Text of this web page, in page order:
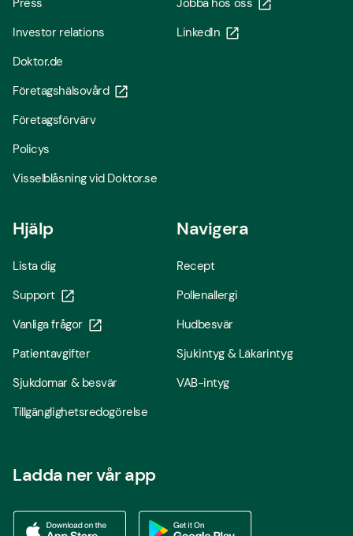
Press
Investor relations
Doktor.de
Företagshälsovård
Företagsförvärv
Policys
Visselblåsning vid Doktor.se
Jobba hos oss
LinkedIn
Hjälp
Lista dig
Support
Vanliga frågor
Patientavgifter
Sjukdomar & besvär
Tillgänglighetsredogörelse
Navigera
Recept
Pollenallergi
Hudbesvär
Sjukintyg & Läkarintyg
VAB-intyg
Ladda ner vår app